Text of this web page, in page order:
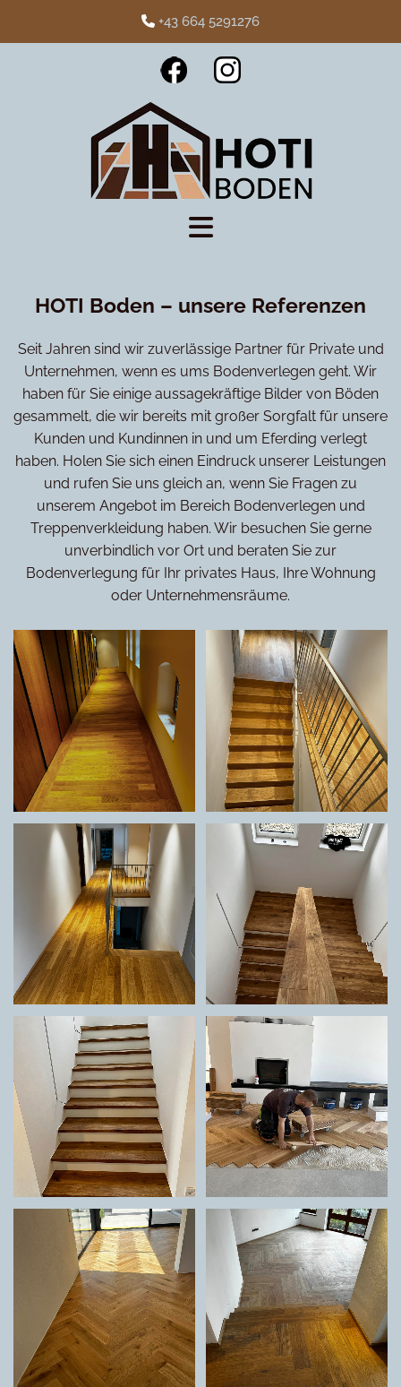
 +43 664 5291276
HOTI Boden – unsere Referenzen
Seit Jahren sind wir zuverlässige Partner für Private und
Unternehmen, wenn es ums Bodenverlegen geht. Wir
haben für Sie einige aussagekräftige Bilder von Böden
gesammelt, die wir bereits mit großer Sorgfalt für unsere
Kunden und Kundinnen in und um Eferding verlegt
haben. Holen Sie sich einen Eindruck unserer Leistungen
und rufen Sie uns gleich an, wenn Sie Fragen zu
unserem Angebot im Bereich Bodenverlegen und
Treppenverkleidung haben. Wir besuchen Sie gerne
unverbindlich vor Ort und beraten Sie zur
Bodenverlegung für Ihr privates Haus, Ihre Wohnung
oder Unternehmensräume.